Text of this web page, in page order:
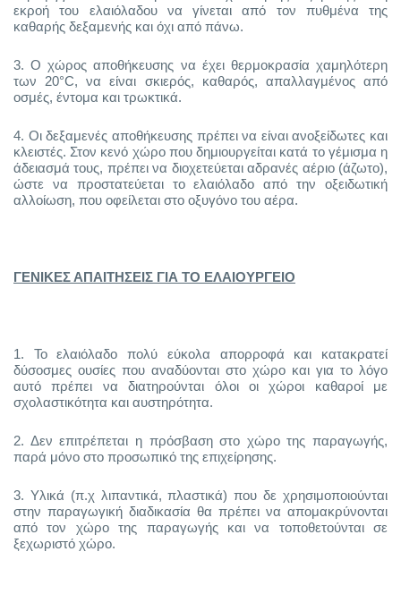
εκροή του ελαιόλαδου να γίνεται από τον πυθμένα της
καθαρής δεξαμενής και όχι από πάνω.
3. Ο χώρος αποθήκευσης να έχει θερμοκρασία χαμηλότερη
των 20°C, να είναι σκιερός, καθαρός, απαλλαγμένος από
οσμές, έντομα και τρωκτικά.
4. Οι δεξαμενές αποθήκευσης πρέπει να είναι ανοξείδωτες και
κλειστές. Στον κενό χώρο που δημιουργείται κατά το γέμισμα η
άδειασμά τους, πρέπει να διοχετεύεται αδρανές αέριο (άζωτο),
ώστε να προστατεύεται το ελαιόλαδο από την οξειδωτική
αλλοίωση, που οφείλεται στο οξυγόνο του αέρα.
ΓΕΝΙΚΕΣ ΑΠΑΙΤΗΣΕΙΣ ΓΙΑ ΤΟ ΕΛΑΙΟΥΡΓΕΙΟ
1.
Το ελαιόλαδο πολύ εύκολα απορροφά και κατακρατεί
δύσοσμες ουσίες που αναδύονται στο χώρο και για το λόγο
αυτό πρέπει να διατηρούνται όλοι οι χώροι καθαροί με
σχολαστικότητα και αυστηρότητα.
2. Δεν επιτρέπεται η πρόσβαση στο χώρο της παραγωγής,
παρά μόνο στο προσωπικό της επιχείρησης.
3. Υλικά (π.χ λιπαντικά, πλαστικά) που δε χρησιμοποιούνται
στην παραγωγική διαδικασία θα πρέπει να απομακρύνονται
από τον χώρο της παραγωγής και να τοποθετούνται σε
ξεχωριστό χώρο.